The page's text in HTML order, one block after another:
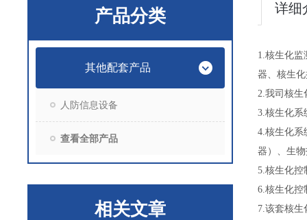
产品分类
其他配套产品
人防信息设备
查看全部产品
相关文章
详细
1.核生化
器、核生
2.我司核生
3.核生化系
4.核生化系
器）、生
5.核生化控
6.核生化控
7.该套核生